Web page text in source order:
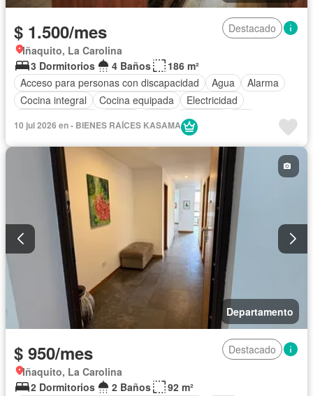
$ 1.500/mes
Destacado
Iñaquito, La Carolina
3 Dormitorios
4 Baños
186 m²
Acceso para personas con discapacidad
Agua
Alarma
Cocina integral
Cocina equipada
Electricidad
Jardín Conserje
Completamente amoblado
10 jul 2026 en - BIENES RAÍCES KASAMA
Departamento
$ 950/mes
Destacado
Iñaquito, La Carolina
2 Dormitorios
2 Baños
92 m²